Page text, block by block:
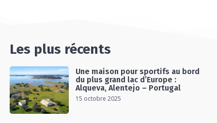
Les plus récents
Une maison pour sportifs au bord
du plus grand lac d’Europe :
Alqueva, Alentejo – Portugal
15 octobre 2025